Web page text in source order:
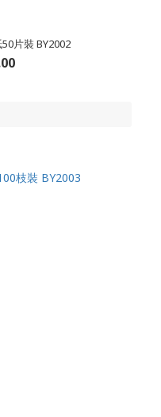
片裝 BY2002